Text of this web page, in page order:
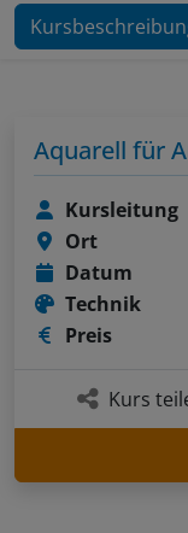
Aquarell für
Kursleitung
Ort
Datum
Technik
Preis
Kurs